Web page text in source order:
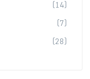
(14)
(7)
(28)